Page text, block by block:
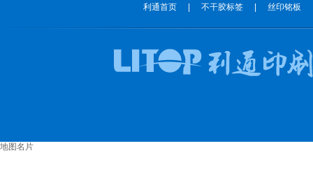
利通首页 不干胶标签 丝印铭板
地图名片